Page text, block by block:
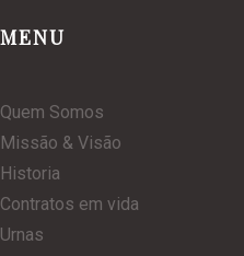
MENU
Quem Somos
Missão & Visão
Historia
Contratos em vida
Urnas